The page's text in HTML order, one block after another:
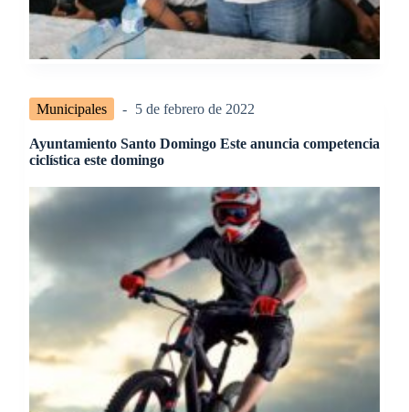
Municipales 5 de febrero de 2022
Ayuntamiento Santo Domingo Este anuncia competencia
ciclística este domingo